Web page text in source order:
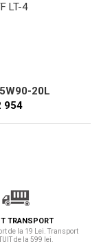
LT-4
20L
954
TRANSPORT
de la 19 Lei. Transport
de la 599 lei.